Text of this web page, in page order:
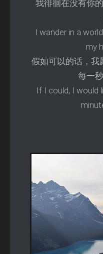
我徘徊在没有你
I wander in a
my
假如可以的话，我
每一
If I could, I would